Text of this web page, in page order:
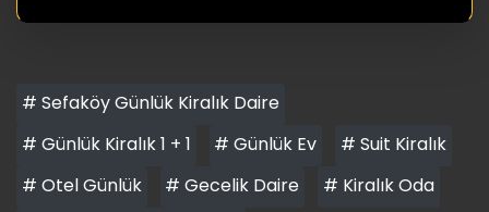
# Sefaköy Günlük Kiralık Daire
# Günlük Kiralık 1 + 1
# Günlük Ev
# Suit Kiralık
# Otel Günlük
# Gecelik Daire
# Kiralık Oda